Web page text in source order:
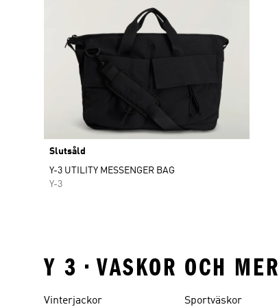
Slutsåld
Y-3 UTILITY MESSENGER BAG
Y-3
Y 3 • VASKOR OCH
Vinterjackor Sportväskor